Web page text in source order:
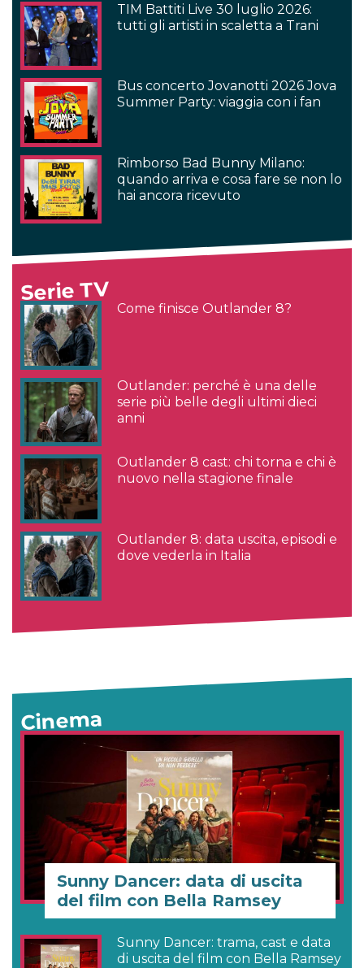
TIM Battiti Live 30 luglio 2026:
tutti gli artisti in scaletta a Trani
Bus concerto Jovanotti 2026 Jova
Summer Party: viaggia con i fan
Rimborso Bad Bunny Milano:
quando arriva e cosa fare se non lo
hai ancora ricevuto
Serie TV
Come finisce Outlander 8?
Outlander: perché è una delle
serie più belle degli ultimi dieci
anni
Outlander 8 cast: chi torna e chi è
nuovo nella stagione finale
Outlander 8: data uscita, episodi e
dove vederla in Italia
Cinema
Sunny Dancer: data di uscita
del film con Bella Ramsey
Sunny Dancer: trama, cast e data
di uscita del film con Bella Ramsey